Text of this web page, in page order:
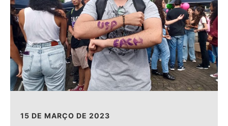
15 DE MARÇO DE 2023